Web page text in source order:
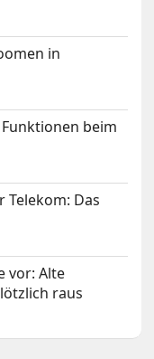
in
beim
Telekom: Das
vor: Alte
raus